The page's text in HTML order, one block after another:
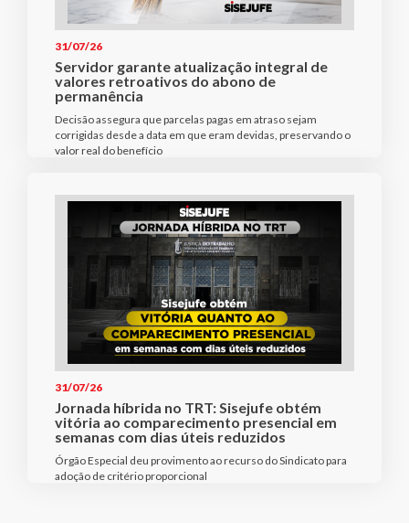
31/07/26
Servidor garante atualização integral de
valores retroativos do abono de
permanência
Decisão assegura que parcelas pagas em atraso sejam
corrigidas desde a data em que eram devidas, preservando o
valor real do benefício
31/07/26
Jornada híbrida no TRT: Sisejufe obtém
vitória ao comparecimento presencial em
semanas com dias úteis reduzidos
Órgão Especial deu provimento ao recurso do Sindicato para
adoção de critério proporcional